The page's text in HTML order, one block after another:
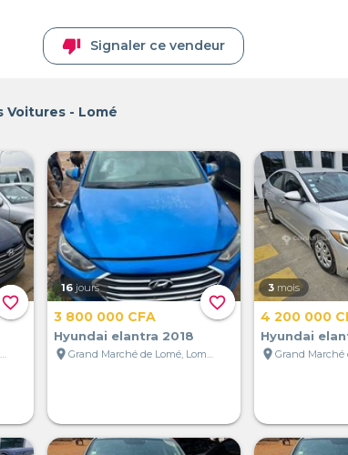
thumb_down Signaler ce vendeur
- Lomé
favorite_border
Grand Marché de Lomé, Lomé, Togo
favorite_border
16 jours
3 800 000 CFA
Hyundai elantra 2018
location_on
Grand Marché de Lomé, Lomé, Togo
3 mois
4 200 000
Hyundai
location_on